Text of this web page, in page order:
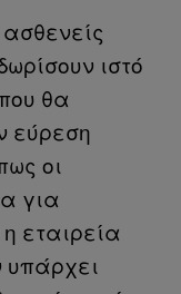
ιστό
θα
εύρεση
οι
για
εταιρεία
υπάρχει